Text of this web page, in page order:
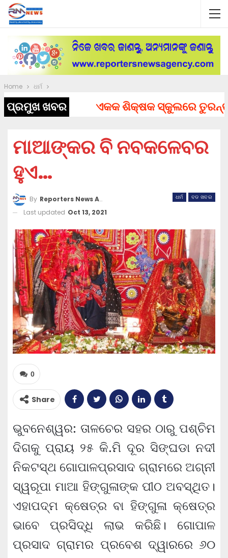
Home ଧର୍ମ
ପ୍ରମୁଖ ଖବର ଏକକ ଶିକ୍ଷକ ସ୍କୁଲରେ ତୁରନ୍ତ
ମାଆଙ୍କର ବି ନବକଳେବର
ହୁଏ…
ଧର୍ମ ବଡ ଖବର
By Reporters News Agency
Last updated Oct 13, 2021
0
Share
ଭୁବନେଶ୍ୱର: ତାଳଚେର ସହର ଠାରୁ ପଶ୍ଚିମ
ଦିଗକୁ ପ୍ରାୟ ୨୫ କି.ମି ଦୂର ସିଙ୍ଘଡା ନଦୀ
ନିକଟସ୍ଥ ଗୋପାଳପ୍ରସାଦ ଗ୍ରାମରେ ଅଗ୍ନୀ
ସ୍ୱରୂପା ମାଆ ହିଙ୍ଗୁଳାଙ୍କ ପୀଠ ଅବସ୍ଥିତ।
ଏହାପଦ୍ମ କ୍ଷେତ୍ର ବା ହିଙ୍ଗୁଳା କ୍ଷେତ୍ର
ଭାବେ ପ୍ରସିଦ୍ଧି ଲାଭ କରିଛି। ଗୋପାଳ
ପ୍ରସାଦ ଗ୍ରାମର ପ୍ରବେଶ ଦ୍ୱାରରେ ୬୦